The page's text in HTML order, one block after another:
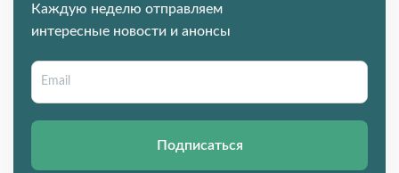
Каждую неделю отправляем
интересные новости и анонсы
Подписаться